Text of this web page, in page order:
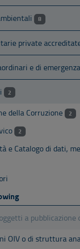
8
private
e di emergenza
2
della Corruzione 2
2
e Catalogo di dati,
a pubblicazione
OIV o di struttura